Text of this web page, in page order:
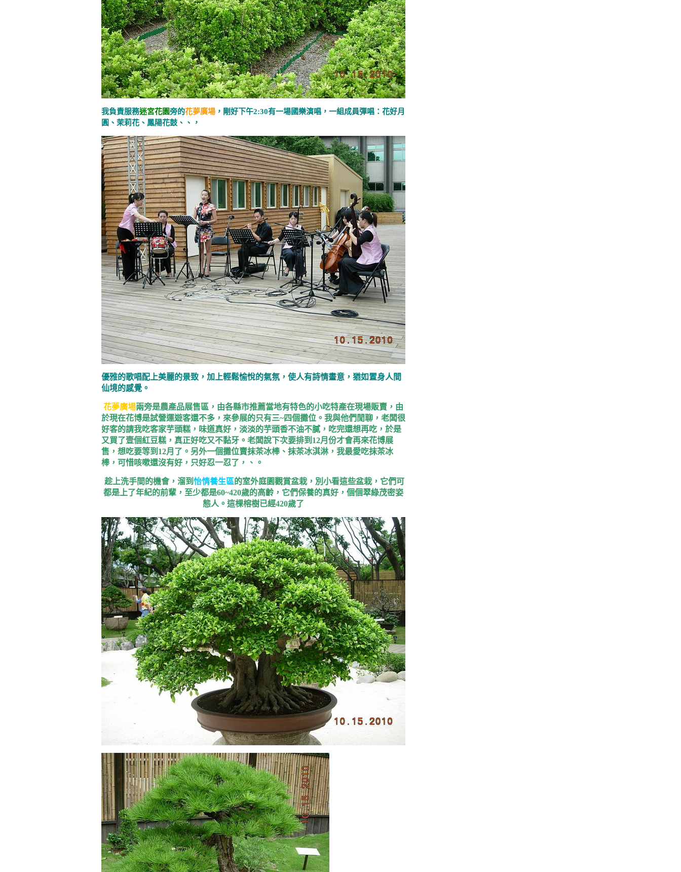
我負責服務迷宮花園旁的花夢廣場 ，剛好下午2:30有一場國樂演唱，一組成員彈唱：花好月
圓、茉莉花、鳳陽花鼓、、，
優雅的歌唱配上美麗的景致，加上輕鬆愉悅的氣氛，使人有詩情畫意，猶如置身人間
仙境的感覺。
花夢廣場兩旁是農產品展售區，由各縣市推薦當地有特色的小吃特產在現場販賣，由
於現在花博是試營運遊客還不多，來參展的只有三~四個攤位。我與他們閒聊，老闆很
好客的請我吃客家芋頭糕，味道真好，淡淡的芋頭香不油不膩，吃完還想再吃，於是
又買了壹個紅豆糕，真正好吃又不黏牙。老闆說下次要排到 12月份才會再來花博展
售，想吃要等到12月了。另外一個攤位賣抹茶冰棒、抹茶冰淇淋，我最愛吃抹茶冰
棒，可惜咳嗽還沒有好，只好忍一忍了，、。
趁上洗手間的機會，溜到 怡情養生區的室外庭園觀賞盆栽，別小看這些盆栽，它們可
都是上了年紀的前輩，至少都是60~420歲的高齡，它們保養的真好，個個翠綠茂密姿
態人。這棵榕樹已經420歲了